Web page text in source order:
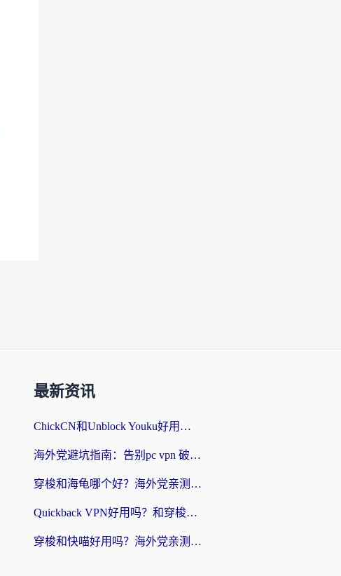
最新资讯
ChickCN和Unblock Youku好用吗？海外党亲测3款回国加速器，附iOS免费选择指南
海外党避坑指南：告别pc vpn 破解，选对回国加速器轻松访问国内资源
穿梭和海龟哪个好？海外党亲测回国加速器，附电脑免费VPN推荐
Quickback VPN好用吗？和穿梭VPN对比哪个回国效果更好？海外党必看的真实测评与选择指南
穿梭和快喵好用吗？海外党亲测3款回国加速器，附日本回国VPN避坑指南